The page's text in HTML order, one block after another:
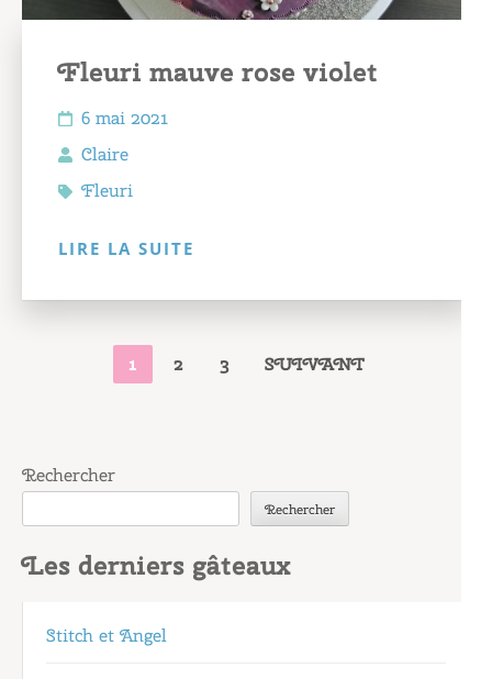
Fleuri mauve rose violet
6 mai 2021
Claire
Fleuri
LIRE LA SUITE
PAGINATION
PAGE
1 PAGE
2 PAGE
3 SUIVANT
Rechercher
Rechercher
Les derniers gâteaux
Stitch et Angel